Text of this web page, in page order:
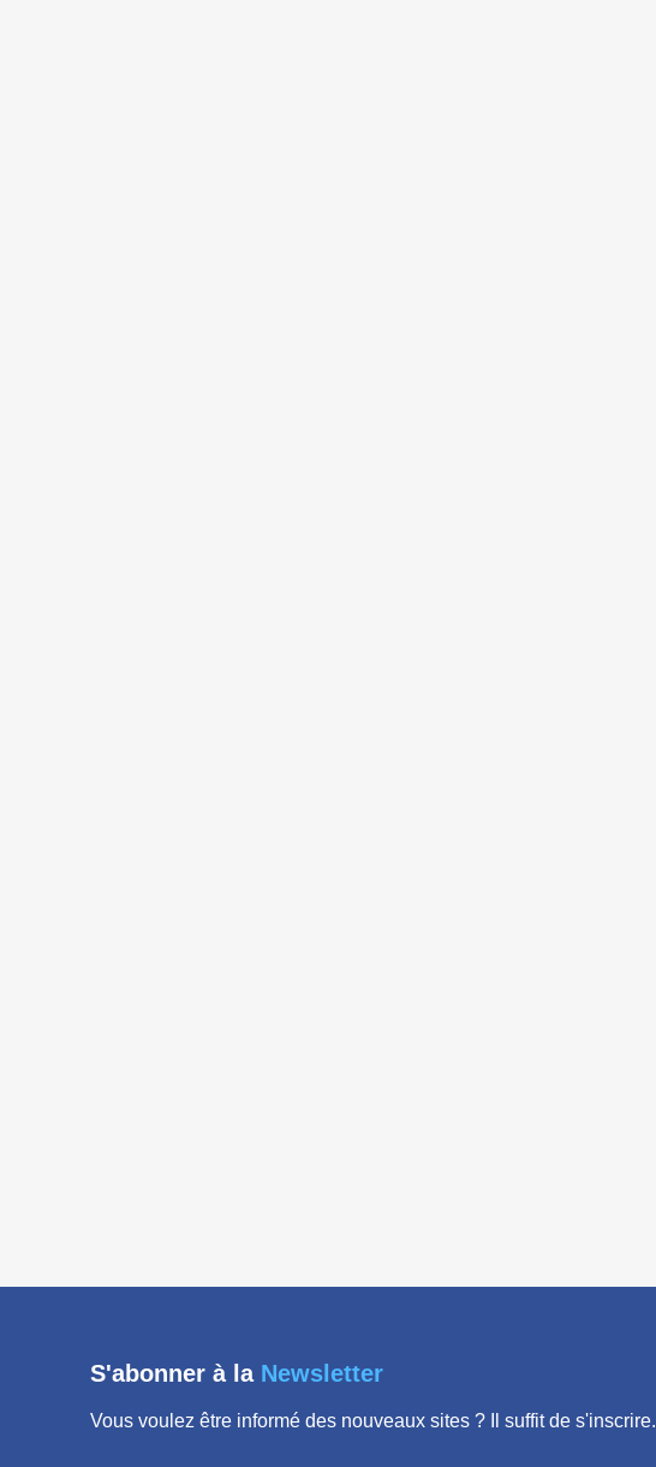
S'abonner à la Newsletter
Vous voulez être informé des nouveaux sites ? Il suffit de s'inscrire.